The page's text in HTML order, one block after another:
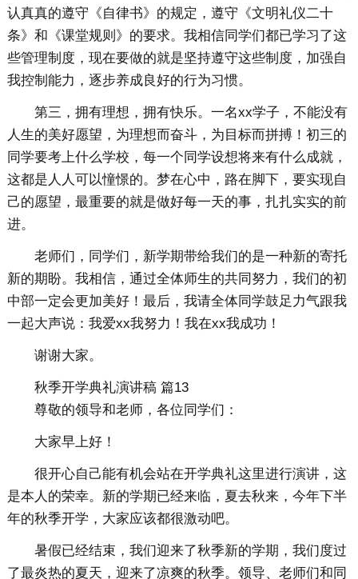
认真真的遵守《自律书》的规定，遵守《文明礼仪二十
条》和《课堂规则》的要求。我相信同学们都已学习了这
些管理制度，现在要做的就是坚持遵守这些制度，加强自
我控制能力，逐步养成良好的行为习惯。
第三，拥有理想，拥有快乐。一名xx学子，不能没有
人生的美好愿望，为理想而奋斗，为目标而拼搏！初三的
同学要考上什么学校，每一个同学设想将来有什么成就，
这都是人人可以憧憬的。梦在心中，路在脚下，要实现自
己的愿望，最重要的就是做好每一天的事，扎扎实实的前
进。
老师们，同学们，新学期带给我们的是一种新的寄托
新的期盼。我相信，通过全体师生的共同努力，我们的初
中部一定会更加美好！最后，我请全体同学鼓足力气跟我
一起大声说：我爱xx我努力！我在xx我成功！
谢谢大家。
秋季开学典礼演讲稿 篇13
尊敬的领导和老师，各位同学们：
大家早上好！
很开心自己能有机会站在开学典礼这里进行演讲，这
是本人的荣幸。新的学期已经来临，夏去秋来，今年下半
年的秋季开学，大家应该都很激动吧。
暑假已经结束，我们迎来了秋季新的学期，我们度过
了最炎热的夏天，迎来了凉爽的秋季。领导、老师们和同